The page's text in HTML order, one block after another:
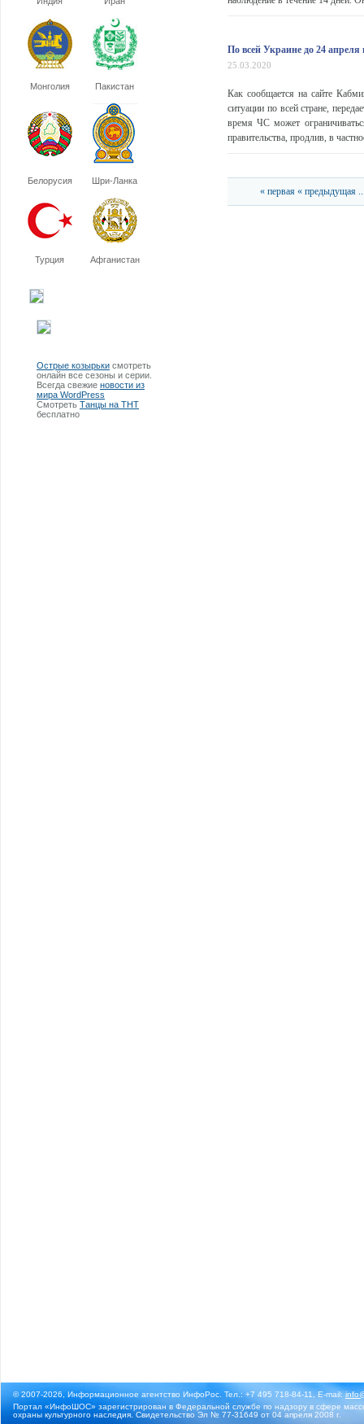
Монголия Пакистан
Белорусия Шри-Ланка
Турция Афганистан
Острые козырьки смотреть
онлайн все сезоны и серии.
Всегда свежие новости из
мира WordPress
Смотреть Танцы на ТНТ
бесплатно
По всей Украине до 24
25.03.2020
Как сообщается на сайте
ситуации по всей стране,
время ЧС может
правительства, продлив, в
« первая « предыдущая
© 2007-2026, Информационное агентство ИнфоРос. Тел.: +7 495 718-84-11, E-mail:
Портал «ИнфоШОС» зарегистрирован в Федеральной службе по надзору в сфере
охраны культурного наследия. Свидетельство Эл № 77-31649 от 04 апреля 2008 г.